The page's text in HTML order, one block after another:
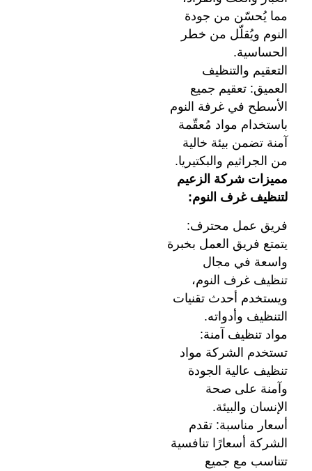
مما يُحسّن من جودة
النوم ويُقلّل من خطر
الحساسية.
التعقيم والتنظيف
العميق: تعقيم جميع
الأسطح في غرفة النوم
باستخدام مواد مُعقّمة
آمنة تضمن بيئة خالية
من الجراثيم والبكتيريا.
مميزات شركة الزعيم
لتنظيف غرف النوم:
فريق عمل محترف:
يتمتع فريق العمل بخبرة
واسعة في مجال
تنظيف غرف النوم،
ويستخدم أحدث تقنيات
التنظيف وأدواته.
مواد تنظيف آمنة:
تستخدم الشركة مواد
تنظيف عالية الجودة
وآمنة على صحة
الإنسان والبيئة.
أسعار مناسبة: تقدم
الشركة أسعارًا تنافسية
تتناسب مع جميع